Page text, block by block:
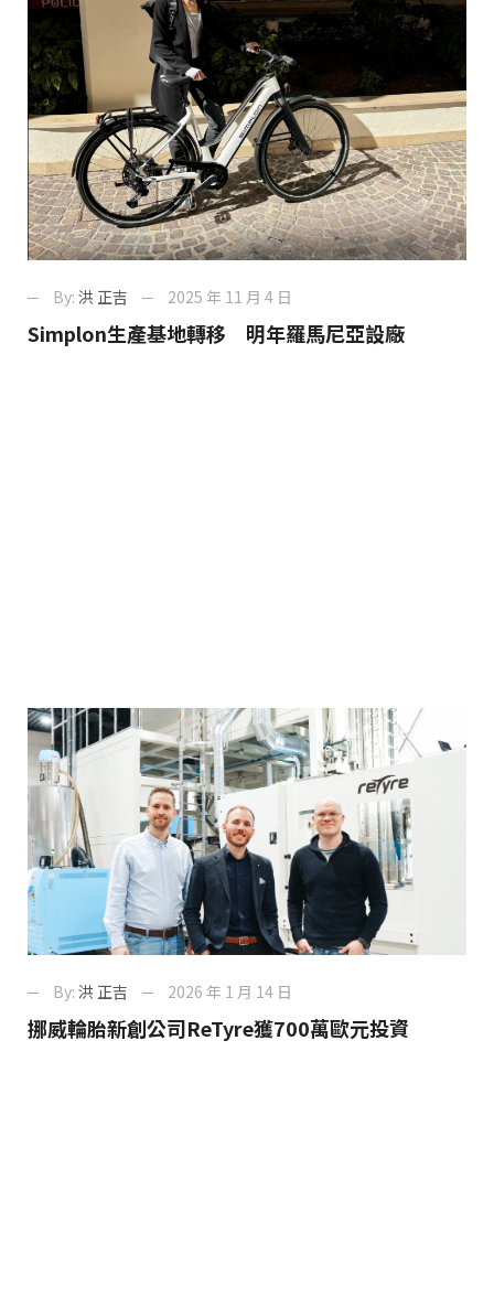
By: 洪 正吉 2025 年 11 月 4 日
Simplon生產基地轉移 明年羅馬尼亞設廠
By: 洪 正吉 2026 年 1 月 14 日
挪威輪胎新創公司reTyre獲700萬歐元投資